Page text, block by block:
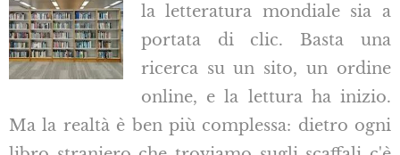
la letteratura mondiale sia a
portata di clic. Basta una
ricerca su un sito, un ordine
online, e la lettura ha inizio.
Ma la realtà è ben più complessa: dietro ogni